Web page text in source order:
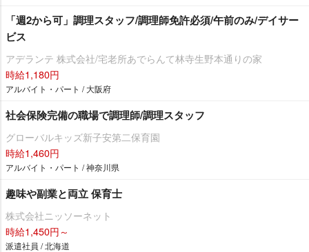
「週2から可」調理スタッフ/調理師免許必須/午前のみ/デイサー
ビス
アデランテ 株式会社/宅老所あでらんて林寺生野本通りの家
時給1,180円
アルバイト・パート / 大阪府
社会保険完備の職場で調理師/調理スタッフ
グローバルキッズ新子安第二保育園
時給1,460円
アルバイト・パート / 神奈川県
趣味や副業と両立 保育士
株式会社ニッソーネット
時給1,450円～
派遣社員 / 北海道